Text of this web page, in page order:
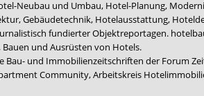
Neubau und Umbau, Hotel-Planung,
Gebäudetechnik, Hotelausstattung,
fundierter Objektreportagen.
und Ausrüsten von Hotels.
Bau- und Immobilienzeitschriften der Forum
Community,Arbeitskreis